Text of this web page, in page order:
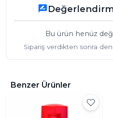
rate_review
Bu ürün henüz
Sipariş verdikten sonra
Benzer Ürünler